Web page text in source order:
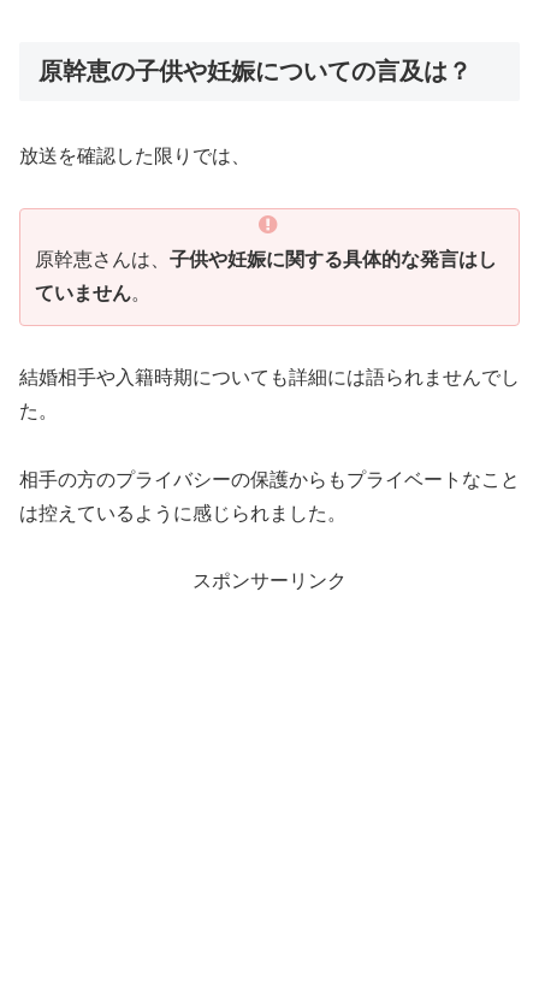
原幹恵の子供や妊娠についての言及は？
放送を確認した限りでは、
原幹恵さんは、 子供や妊娠に関する具体的な発言はし
ていません。
結婚相手や入籍時期についても詳細には語られませんでし
た。
相手の方のプライバシーの保護からもプライベートなこと
は控えているように感じられました。
スポンサーリンク